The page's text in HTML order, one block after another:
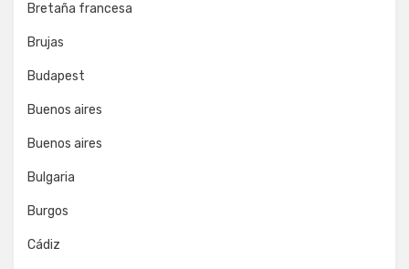
Bretaña francesa
Brujas
Budapest
Buenos aires
Buenos aires
Bulgaria
Burgos
Cádiz